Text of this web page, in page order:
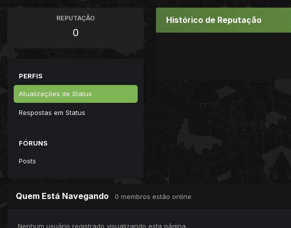
REPUTAÇÃO
0
PERFIS
Atualizações de Status
Respostas em Status
FÓRUNS
Posts
Histórico de Reputação
Quem Está Navegando 0 membros estão online
Nenhum usuário registrado visualizando esta página.